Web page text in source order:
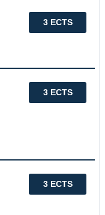
3 ECTS
3 ECTS
3 ECTS